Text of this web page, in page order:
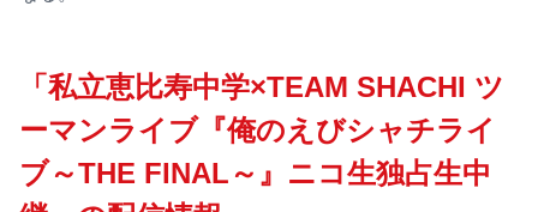
「私立恵比寿中学×TEAM SHACHI ツ
ーマンライブ『俺のえびシャチライ
ブ～THE FINAL～』ニコ生独占生中